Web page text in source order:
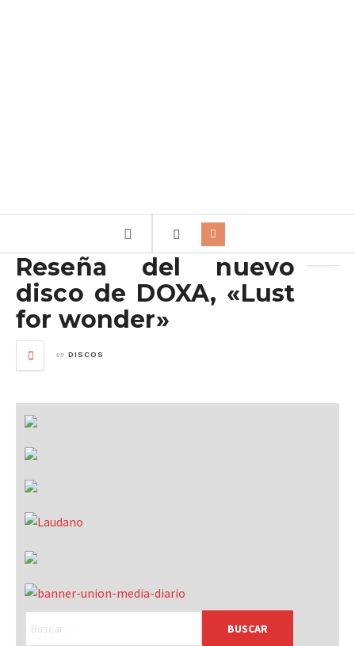
Lust for wonder
Reseña del nuevo
disco de DOXA, «Lust
for wonder»
en DISCOS